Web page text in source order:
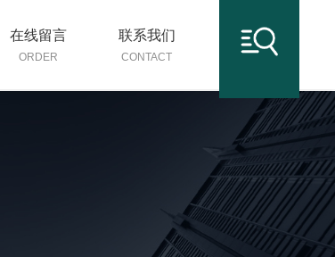
在线留言
ORDER
联系我们
CONTACT